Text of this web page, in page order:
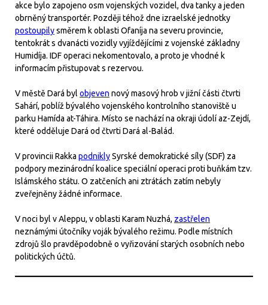
akce bylo zapojeno osm vojenských vozidel, dva tanky a jeden
obrněný transportér. Později téhož dne izraelské jednotky
postoupilysměrem k oblasti Ofaníja na severu provincie,
tentokrát s dvanácti vozidly vyjíždějícími z vojenské základny
Humidíja. IDF operaci nekomentovalo, a proto je vhodné k
informacím přistupovat s rezervou.
V městě Dará byl objeven nový masový hrob v jižní části čtvrti
Sahárí, poblíž bývalého vojenského kontrolního stanoviště u
parku Hamída at-Táhira. Místo se nachází na okraji údolí az-Zejdí,
které odděluje Dará od čtvrti Dará al-Balád.
V provincii Rakka podniklySyrské demokratické síly (SDF) za
podpory mezinárodní koalice speciální operaci proti buňkám tzv.
Islámského státu. O zatčeních ani ztrátách zatím nebyly
zveřejněny žádné informace.
V noci byl v Aleppu, v oblasti Karam Nuzhá, zastřelen
neznámými útočníky voják bývalého režimu. Podle místních
zdrojů šlo pravděpodobně o vyřizování starých osobních nebo
politických účtů.